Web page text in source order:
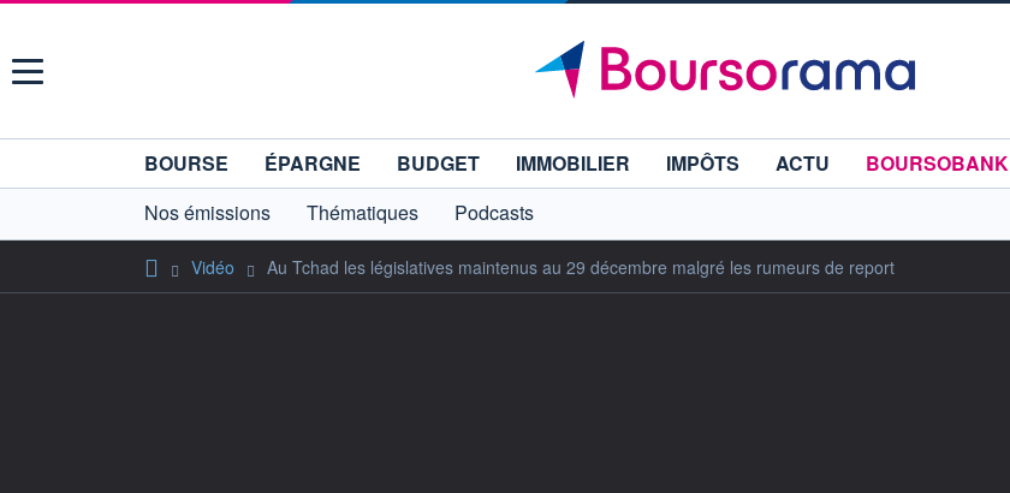
Menu
BOURSE ÉPARGNE BUDGET IMMOBILIER IMPÔTS ACTU
BOURSOBANK
Nos émissions
Thématiques Podcasts
Vidéo Au Tchad les législatives maintenus au 29 décembre malgré les rumeurs de report